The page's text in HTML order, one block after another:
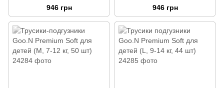
4(L), на липучках, унисекс, 52
946 грн
40 шт)
946 грн